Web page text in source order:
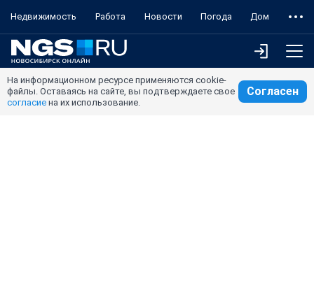
Недвижимость Работа Новости Погода Дом
На информационном ресурсе применяются cookie-
файлы. Оставаясь на сайте, вы подтверждаете свое
согласие на их использование.
Согласен